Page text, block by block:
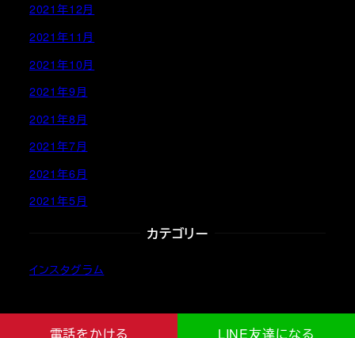
2021年12月
2021年11月
2021年10月
2021年9月
2021年8月
2021年7月
2021年6月
2021年5月
カテゴリー
インスタグラム
電話をかける LINE友達になる